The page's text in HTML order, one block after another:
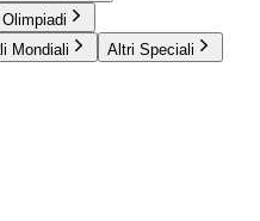
Mondiali Altri Speciali